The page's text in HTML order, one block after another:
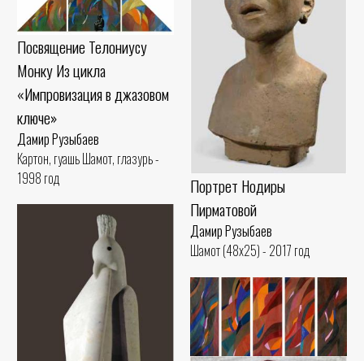
Портрет Нодиры
Пирматовой
Дамир Рузыбаев
Шамот (48x25) - 2017 год
Посвящение Телониусу
Монку Из цикла
«Импровизация в джазовом
ключе»
Дамир Рузыбаев
Картон, гуашь Шамот, глазурь -
1998 год